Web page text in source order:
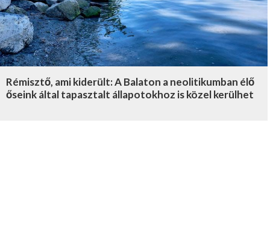
Rémisztő, ami kiderült: A Balaton a neolitikumban élő
őseink által tapasztalt állapotokhoz is közel kerülhet